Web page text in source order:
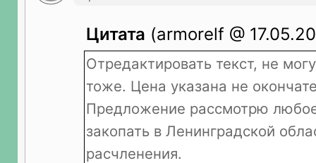
Цитата (armorelf @
Отредактировать текст, не
тоже. Цена указана не
Предложение рассмотрю
закопать в Ленинградской
расчленения.